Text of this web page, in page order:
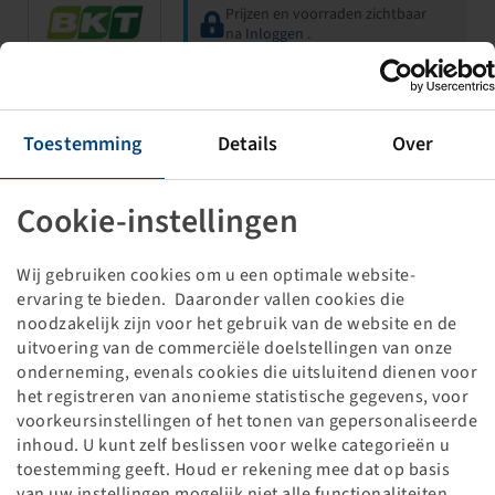
Toestemming Details Over
Cookie-instellingen
Wij gebruiken cookies om u een optimale website-
ervaring te bieden. Daaronder vallen cookies die
noodzakelijk zijn voor het gebruik van de website en de
uitvoering van de commerciële doelstellingen van onze
onderneming, evenals cookies die uitsluitend dienen voor
het registreren van anonieme statistische gegevens, voor
voorkeursinstellingen of het tonen van gepersonaliseerde
inhoud. U kunt zelf beslissen voor welke categorieën u
toestemming geeft. Houd er rekening mee dat op basis
Prijzen en voorraden zichtbaar
na Inloggen .
10.50 I x 12 H2
Prijzen en voorraden zichtbaar
naInloggen.